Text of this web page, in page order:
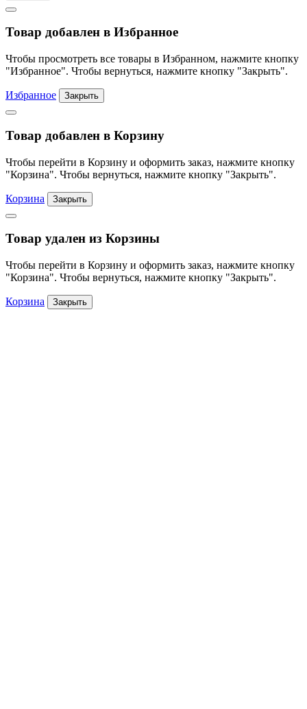
Товар добавлен в Избранное
Чтобы просмотреть все товары в Избранном, нажмите кнопку
"Избранное". Чтобы вернуться, нажмите кнопку "Закрыть".
Избранное Закрыть
Товар добавлен в Корзину
Чтобы перейти в Корзину и оформить заказ, нажмите кнопку
"Корзина". Чтобы вернуться, нажмите кнопку "Закрыть".
Корзина Закрыть
Товар удален из Корзины
Чтобы перейти в Корзину и оформить заказ, нажмите кнопку
"Корзина". Чтобы вернуться, нажмите кнопку "Закрыть".
Корзина Закрыть